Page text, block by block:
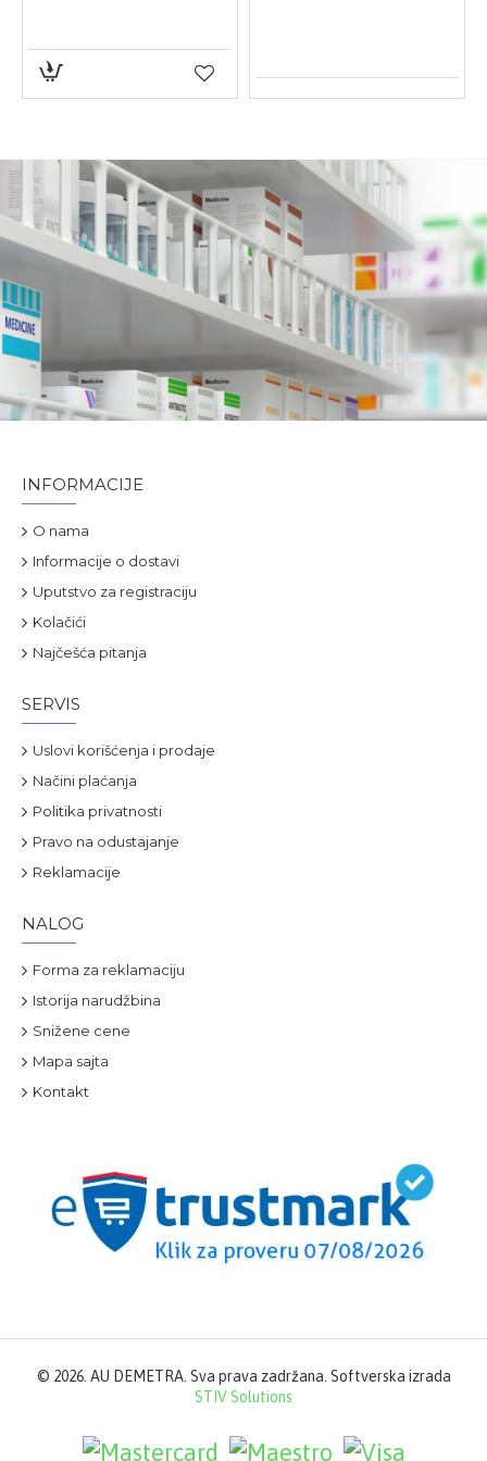
obnavljanja tkiva i smanjenju otoka. Formiranjem
Etarsko ulje karanfilića u Aftin gelu Propobaza efikasno
ublažava bol, dok propolis i ulje čajevca ispoljavaju
antimikrobno dejstvo, sprečavajući razvoj i širenje
infekcije. Aloe vera, poznata po svojim regenerativnim
i umirujućim svojstvima doprinosi bržem zaceljenju
nastalih promena.
Aloe vera, Propolis, Bisabolol, Etarsko ulje karanfilića,
Etarsko ulje čajevog drveta, Natrijum hijaluronat 7 g
INFORMACIJE
O nama
Informacije o dostavi
Uputstvo za registraciju
Kolačići
Najčešća pitanja
SERVIS
Uslovi korišćenja i prodaje
Načini plaćanja
Politika privatnosti
Pravo na odustajanje
Reklamacije
NALOG
Forma za reklamaciju
Istorija narudžbina
Snižene cene
Mapa sajta
Kontakt
© 2026. AU DEMETRA. Sva prava zadržana. Softverska izrada
STIV Solutions